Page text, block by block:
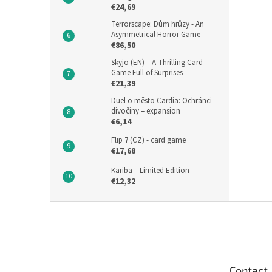
€24,69
Terrorscape: Dům hrůzy - An
Asymmetrical Horror Game
€86,50
Skyjo (EN) – A Thrilling Card
Game Full of Surprises
€21,39
Duel o město Cardia: Ochránci
divočiny – expansion
€6,14
Flip 7 (CZ) - card game
€17,68
Kariba – Limited Edition
€12,32